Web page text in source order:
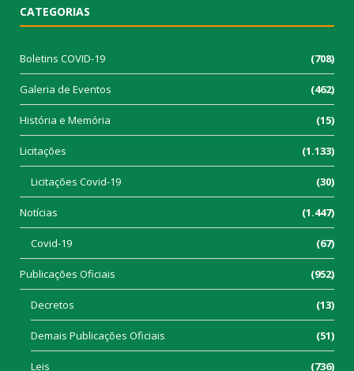
CATEGORIAS
Boletins COVID-19 (708)
Galeria de Eventos (462)
História e Memória (15)
Licitações (1.133)
Licitações Covid-19 (30)
Notícias (1.447)
Covid-19 (67)
Publicações Oficiais (952)
Decretos (13)
Demais Publicações Oficiais (51)
Leis (736)